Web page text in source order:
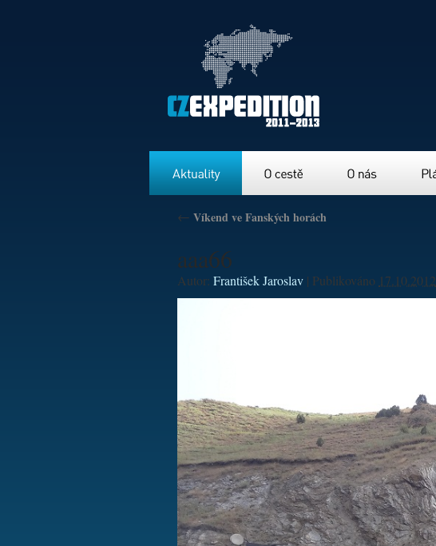
← Víkend ve Fanských horách
aaa66
Autor: František Jaroslav | Publikováno 17.10.2012